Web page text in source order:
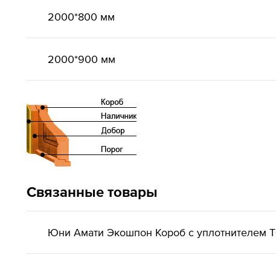
2000*800 мм
2000*900 мм
Связанные товары
Юни Амати Экошпон Короб с уплотнителем